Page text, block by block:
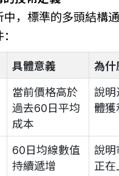
中，標準的多頭結構
具體意義 為什
當前價格高於
過去60日平均
成本
說明
體獲
60日均線數值
持續遞增
說明
正在